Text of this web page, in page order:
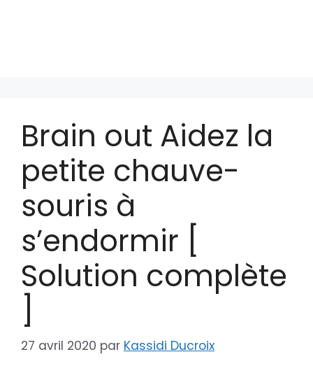
Brain out Aidez la
petite chauve-
souris à
s’endormir [
Solution complète
27 avril 2020 par Kassidi Ducroix